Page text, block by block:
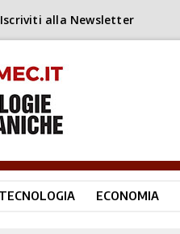
Iscriviti alla Newsletter
TECNOLOGIA ECONOMIA